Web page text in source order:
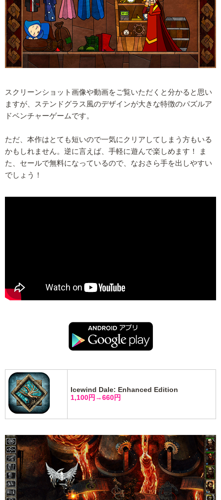
スクリーンショット画像や動画をご覧いただくと分かると思い
ますが、ステンドグラス風のデザインが大きな特徴のパズルア
ドベンチャーゲームです。
ただ、本作はとても短いので一気にクリアしてしまう方もいる
かもしれません。逆に言えば、手軽に遊んで楽しめます！ ま
た、セールで無料になっているので、なおさら手を出しやすい
でしょう！
Icewind Dale: Enhanced Edition
1,100円→660円